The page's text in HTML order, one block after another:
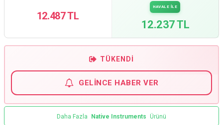
12.487 TL
HAVALE İLE
12.237 TL
TÜKENDI
GELINCE HABER VER
Daha Fazla Native Instruments Ürünü